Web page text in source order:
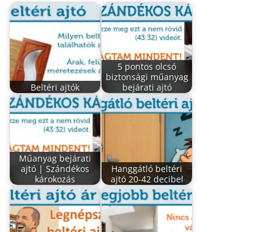
Beltéri ajtók
5 pontos olcsó
biztonsági műanyag
bejárati ajtó
Műanyag bejárati
ajtó | Szándékos
károkozás
Hanggátló beltéri
ajtó 20-42 decibel